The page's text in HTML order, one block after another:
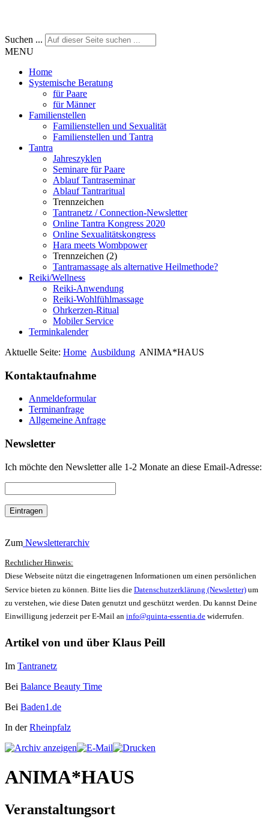
Suchen ...
MENU
Home
Systemische Beratung
für Paare
für Männer
Familienstellen
Familienstellen und Sexualität
Familienstellen und Tantra
Tantra
Jahreszyklen
Seminare für Paare
Ablauf Tantraseminar
Ablauf Tantraritual
Trennzeichen
Tantranetz / Connection-Newsletter
Online Tantra Kongress 2020
Online Sexualitätskongress
Hara meets Wombpower
Trennzeichen (2)
Tantramassage als alternative Heilmethode?
Reiki/Wellness
Reiki-Anwendung
Reiki-Wohlfühlmassage
Ohrkerzen-Ritual
Mobiler Service
Terminkalender
Aktuelle Seite: Home Ausbildung ANIMA*HAUS
Kontaktaufnahme
Anmeldeformular
Terminanfrage
Allgemeine Anfrage
Newsletter
Ich möchte den Newsletter alle 1-2 Monate an diese Email-Adresse:
Zum Newsletterarchiv
Rechtlicher Hinweis:
Diese Webseite nützt die eingetragenen Informationen um einen persönlichen
Service bieten zu können. Bitte lies die Datenschutzerklärung (Newsletter) um
zu verstehen, wie diese Daten genutzt und geschützt werden. Du kannst Deine
Einwilligung jederzeit per E-Mail an info@quinta-essentia.de widerrufen.
Artikel von und über Klaus Peill
Im Tantranetz
Bei Balance Beauty Time
Bei Baden1.de
In derRheinpfalz
ANIMA*HAUS
Veranstaltungsort